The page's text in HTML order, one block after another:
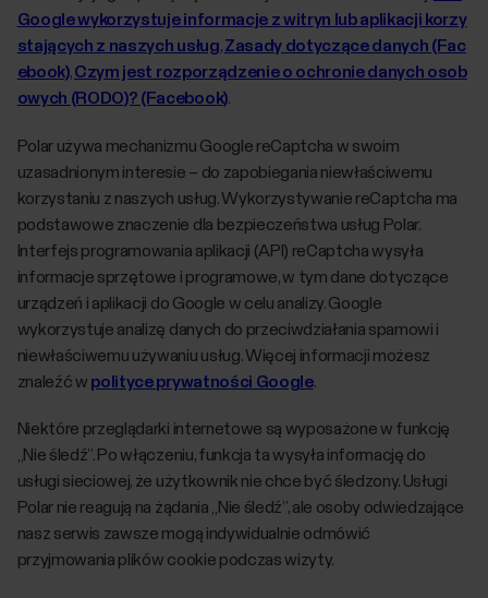
Google wykorzystuje informacje z witryn lub aplikacji korzy
stających z naszych usług,Zasady dotyczące danych (Fac
ebook),Czym jest rozporządzenie o ochronie danych osob
owych (RODO)? (Facebook).
Polar używa mechanizmu Google reCaptcha w swoim
uzasadnionym interesie – do zapobiegania niewłaściwemu
korzystaniu z naszych usług. Wykorzystywanie reCaptcha ma
podstawowe znaczenie dla bezpieczeństwa usług Polar.
Interfejs programowania aplikacji (API) reCaptcha wysyła
informacje sprzętowe i programowe, w tym dane dotyczące
urządzeń i aplikacji do Google w celu analizy. Google
wykorzystuje analizę danych do przeciwdziałania spamowi i
niewłaściwemu używaniu usług. Więcej informacji możesz
znaleźć w polityce prywatności Google.
Niektóre przeglądarki internetowe są wyposażone w funkcję
„Nie śledź”. Po włączeniu, funkcja ta wysyła informację do
usługi sieciowej, że użytkownik nie chce być śledzony. Usługi
Polar nie reagują na żądania „Nie śledź”, ale osoby odwiedzające
nasz serwis zawsze mogą indywidualnie odmówić
przyjmowania plików cookie podczas wizyty.